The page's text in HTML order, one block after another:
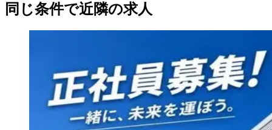
同じ条件で近隣の求人